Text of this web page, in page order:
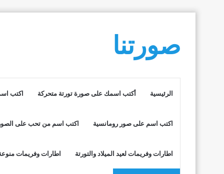
صورتنا
الرئيسية أكتب اسمك على صورة تورتة متحركة اكتب
اكتب اسم على صور رومانسية اكتب اسم من تحب على
اطارات وفريمات لعيد الميلاد والتورتة اطارات وفريمات